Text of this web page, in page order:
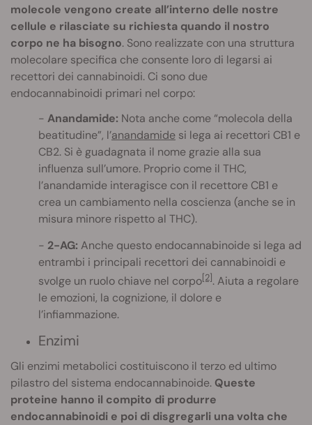
molecole vengono create all’interno delle nostre
cellule e rilasciate su richiesta quando il nostro
corpo ne ha bisogno. Sono realizzate con una struttura
molecolare specifica che consente loro di legarsi ai
recettori dei cannabinoidi. Ci sono due
endocannabinoidi primari nel corpo:
Anandamide: Nota anche come “molecola della
beatitudine”, l’anandamide si lega ai recettori CB1 e
CB2. Si è guadagnata il nome grazie alla sua
influenza sull’umore. Proprio come il THC,
l’anandamide interagisce con il recettore CB1 e
crea un cambiamento nella coscienza (anche se in
misura minore rispetto al THC).
2-AG: Anche questo endocannabinoide si lega ad
entrambi i principali recettori dei cannabinoidi e
svolge un ruolo chiave nel corpo[2]. Aiuta a regolare
le emozioni, la cognizione, il dolore e
l’infiammazione.
Enzimi
Gli enzimi metabolici costituiscono il terzo ed ultimo
pilastro del sistema endocannabinoide. Queste
proteine hanno il compito di produrre
endocannabinoidi e poi di disgregarli una volta che